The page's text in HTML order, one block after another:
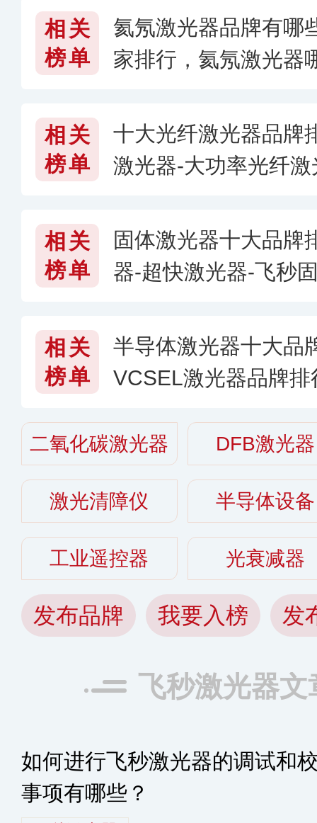
相关
榜单
氦氖激光器品牌有哪
家排行，氦氖激光器
相关
榜单
十大光纤激光器品牌
激光器-大功率光纤
相关
榜单
固体激光器十大品牌
器-超快激光器-飞秒
相关
榜单
半导体激光器十大品
VCSEL激光器品牌
二氧化碳激光器 DFB激光器
激光清障仪 半导体设备
工业遥控器 光衰减器
发布品牌 我要入榜 发
飞秒激光器文
如何进行飞秒激光器的调试和
事项有哪些？